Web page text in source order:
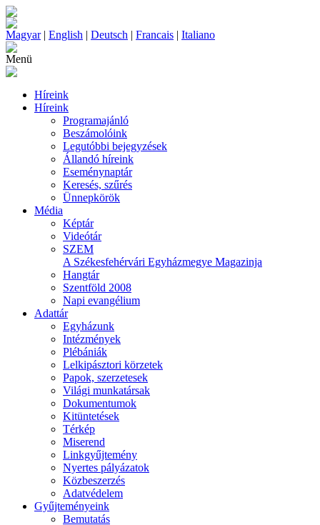
Magyar| English | Deutsch | Francais | Italiano
Menü
Híreink
Híreink
Programajánló
Beszámolóink
Legutóbbi bejegyzések
Állandó híreink
Eseménynaptár
Keresés, szűrés
Ünnepkörök
Média
Képtár
Videótár
SZEM
A Székesfehérvári Egyházmegye Magazinja
Hangtár
Szentföld 2008
Napi evangélium
Adattár
Egyházunk
Intézmények
Plébániák
Lelkipásztori körzetek
Papok, szerzetesek
Világi munkatársak
Dokumentumok
Kitüntetések
Térkép
Miserend
Linkgyűjtemény
Nyertes pályázatok
Közbeszerzés
Adatvédelem
Gyűjteményeink
Bemutatás